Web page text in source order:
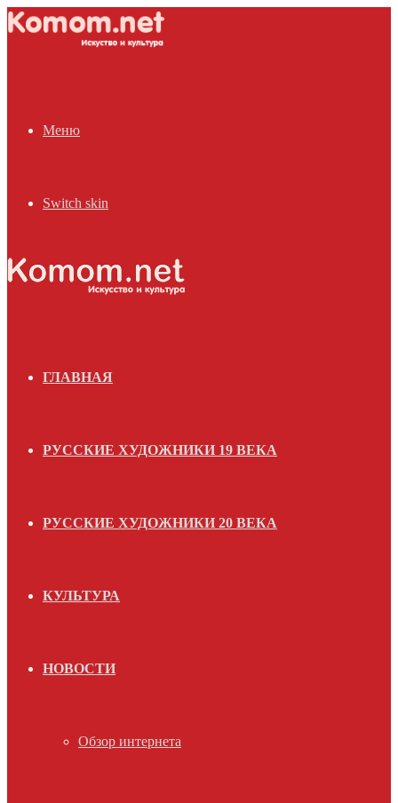
Меню
Switch skin
ГЛАВНАЯ
РУССКИЕ ХУДОЖНИКИ 19 ВЕКА
РУССКИЕ ХУДОЖНИКИ 20 ВЕКА
КУЛЬТУРА
НОВОСТИ
Обзор интернета